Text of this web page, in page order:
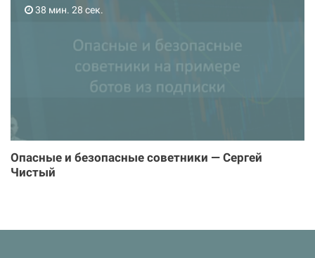
38 мин. 28 сек.
Опасные и безопасные советники — Сергей
Чистый